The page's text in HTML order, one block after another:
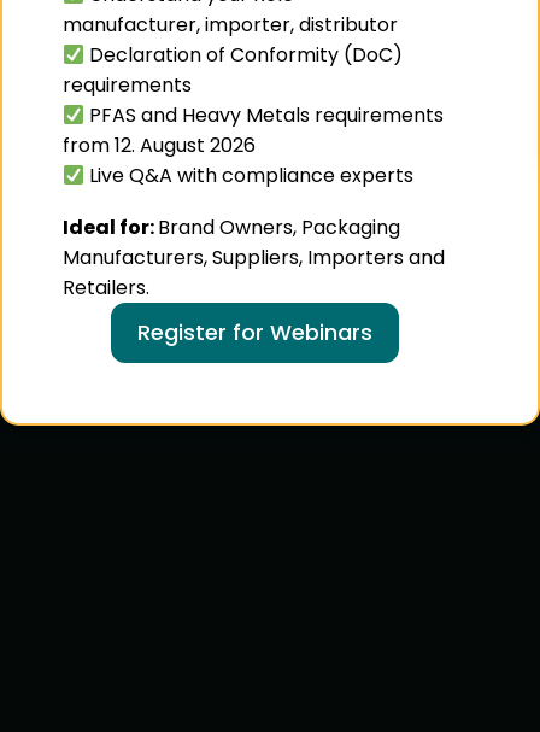
manufacturer, importer, distributor
Declaration of Conformity (DoC)
requirements
PFAS and Heavy Metals requirements
from 12. August 2026
Live Q&A with compliance experts
Ideal for:Brand Owners, Packaging
Manufacturers, Suppliers, Importers and
Retailers.
Register for Webinars